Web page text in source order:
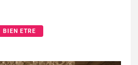
BIEN ETRE